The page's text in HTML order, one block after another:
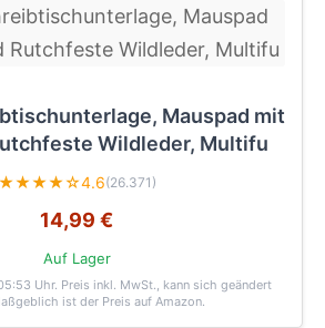
Mauspad mit
Wildleder, Multifu
★★★★☆4.6(26.371)
14,99 €
Auf Lager
Uhr. Preis inkl. MwSt., kann sich geändert
ist der Preis auf Amazon.